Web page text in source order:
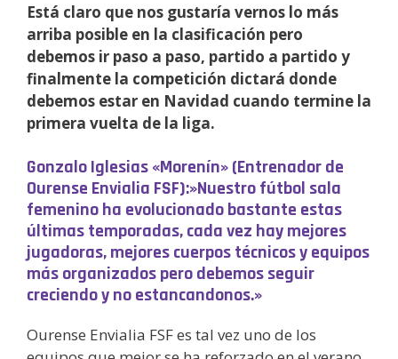
Está claro que nos gustaría vernos lo más
arriba posible en la clasificación pero
debemos ir paso a paso, partido a partido y
finalmente la competición dictará donde
debemos estar en Navidad cuando termine la
primera vuelta de la liga.
Gonzalo Iglesias «Morenín» (Entrenador de
Ourense Envialia FSF):»Nuestro fútbol sala
femenino ha evolucionado bastante estas
últimas temporadas, cada vez hay mejores
jugadoras, mejores cuerpos técnicos y equipos
más organizados pero debemos seguir
creciendo y no estancandonos.»
Ourense Envialia FSF es tal vez uno de los